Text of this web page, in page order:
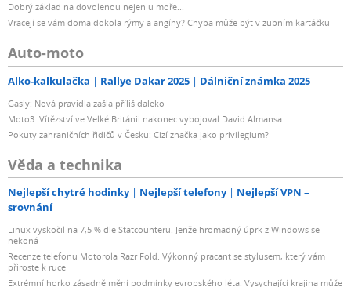
Dobrý základ na dovolenou nejen u moře...
Vracejí se vám doma dokola rýmy a angíny? Chyba může být v zubním kartáčku
Auto-moto
Alko-kalkulačka Rallye Dakar 2025 Dálniční známka 2025
Gasly: Nová pravidla zašla příliš daleko
Moto3: Vítězství ve Velké Británii nakonec vybojoval David Almansa
Pokuty zahraničních řidičů v Česku: Cizí značka jako privilegium?
Věda a technika
Nejlepší chytré hodinky Nejlepší telefony
Nejlepší VPN –
srovnání
Linux vyskočil na 7,5 % dle Statcounteru. Jenže hromadný úprk z Windows se
nekoná
Recenze telefonu Motorola Razr Fold. Výkonný pracant se stylusem, který vám
přiroste k ruce
Extrémní horko zásadně mění podmínky evropského léta. Vysychající krajina může